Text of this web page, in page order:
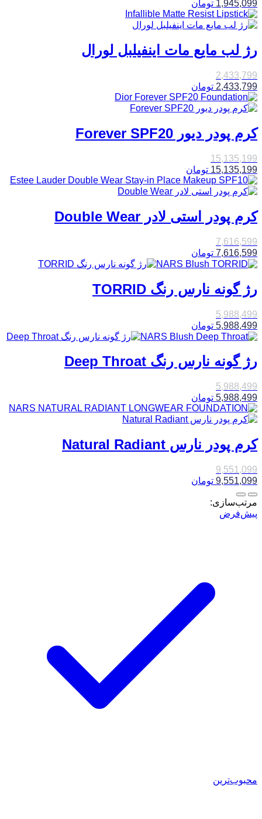
1,945,099 تومان
رژ لب مایع مات اینفیلبل لورال
2,433,799
2,433,799 تومان
کرم پودر دیور Forever SPF20
15,135,199
15,135,199 تومان
کرم پودر استی لادر Double Wear
7,616,599
7,616,599 تومان
رژ گونه نارس رنگ TORRID
5,988,499
5,988,499 تومان
رژ گونه نارس رنگ Deep Throat
5,988,499
5,988,499 تومان
کرم پودر نارس Natural Radiant
9,551,099
9,551,099 تومان
مرتب‌سازی:
پیش‌فرض
محبوب‌ترین